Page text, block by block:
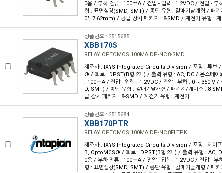
0옴 / 부하 전류 : 100mA / 전압 - 입력 : 1.2VDC / 전압 - 부
형 : 표면실장(SMD, SMT) / 종단 유형 : 갈매기날개형 / 패
0", 7.62mm) / 공급 장치 패키지 : 8-SMD / 계전기 유형 : 계
상품번호 : 2515685
XBB170S
RELAY OPTOMOS 100MA DP-NC 8-SMD
제조사 : IXYS Integrated Circuits Division / 포장 : 튜브 /
® / 회로 : DPST(B형 2개) / 출력 유형 : AC, DC / 온스테이
: 100mA / 전압 - 입력 : 1.2VDC / 전압 - 부하 : 0 ~ 350 V /
D, SMT) / 종단 유형 : 갈매기날개형 / 패키지/케이스 : 8-
급 장치 패키지 : 8-SMD / 계전기 유형 : 계전기
상품번호 : 2515684
XBB170PTR
RELAY OPTOMOS 100MA DP-NC 8FLTPK
제조사 : IXYS Integrated Circuits Division / 포장 : 테이
B, OptoMOS® / 회로 : DPST(B형 2개) / 출력 유형 : AC,
0옴 / 부하 전류 : 100mA / 전압 - 입력 : 1.2VDC / 전압 - 부
형 : 표면실장(SMD, SMT) / 종단 유형 : 갈매기날개형 / 패